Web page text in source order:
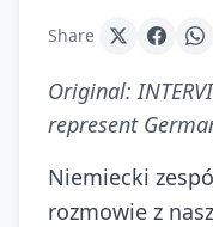
Share
Original:
represent
Niemiecki
rozmowie z